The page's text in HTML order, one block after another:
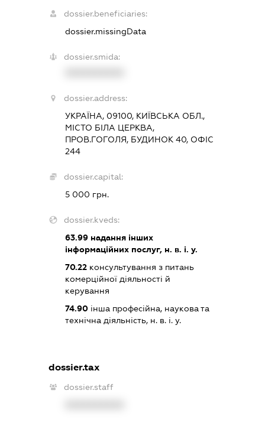
dossier.beneficiaries:
dossier.missingData
dossier.smida:
dossier.address:
УКРАЇНА, 09100, КИЇВСЬКА ОБЛ.,
МІСТО БІЛА ЦЕРКВА,
ПРОВ.ГОГОЛЯ, БУДИНОК 40, ОФІС
244
dossier.capital:
5 000 грн.
dossier.kveds:
63.99надання інших
інформаційних послуг, н. в. і. у.
70.22консультування з питань
комерційної діяльності й
керування
74.90інша професійна, наукова та
технічна діяльність, н. в. і. у.
dossier.tax
dossier.staff